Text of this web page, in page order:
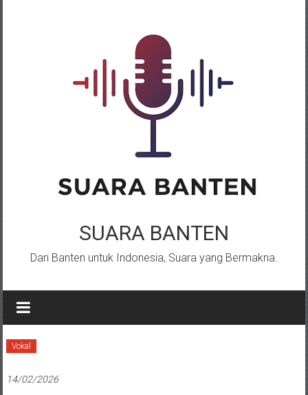
SUARA BANTEN
Dari Banten untuk Indonesia, Suara yang Bermakna.
Vokal
14/02/2026